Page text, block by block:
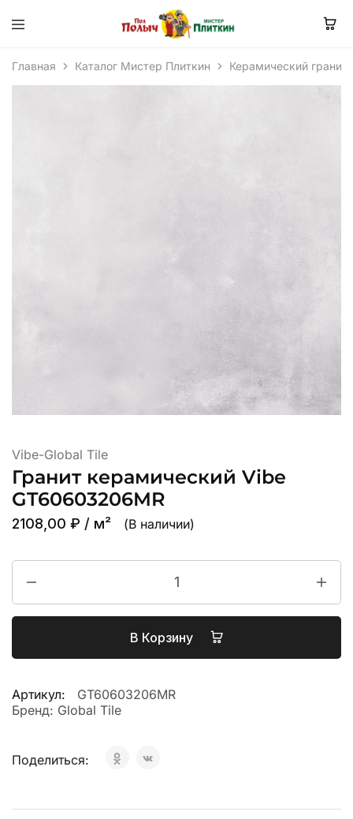
Главная Каталог Мистер Плиткин Керамический гранит
Vibe-Global Tile
Гранит керамический Vibe
GT60603206MR
2108,00 ₽ / м² (В наличии)
В Корзину
Артикул:
GT60603206MR
Бренд: Global Tile
Поделиться: